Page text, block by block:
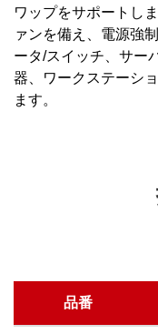
ワップをサポートし
ァンを備え、電源強
ータ/スイッチ、サー
器、ワークステーシ
品番